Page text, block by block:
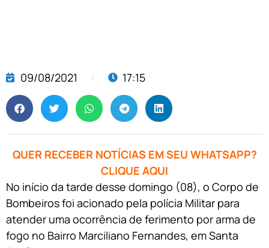
09/08/2021 17:15
QUER RECEBER NOTÍCIAS EM SEU WHATSAPP?
CLIQUE AQUI
No início da tarde desse domingo (08), o Corpo de
Bombeiros foi acionado pela polícia Militar para
atender uma ocorrência de ferimento por arma de
fogo no Bairro Marciliano Fernandes, em Santa